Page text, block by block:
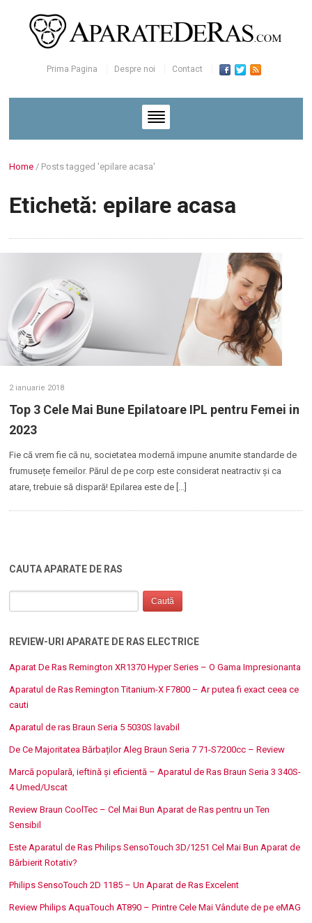
Prima Pagina Despre noi Contact
Home / Posts tagged 'epilare acasa'
Etichetă: epilare acasa
2 ianuarie 2018
Top 3 Cele Mai Bune Epilatoare IPL pentru Femei in
2023
Fie că vrem fie că nu, societatea modernă impune anumite standarde de
frumusețe femeilor. Părul de pe corp este considerat neatractiv și ca
atare, trebuie să dispară! Epilarea este de […]
CAUTA APARATE DE RAS
REVIEW-URI APARATE DE RAS ELECTRICE
Aparat De Ras Remington XR1370 Hyper Series – O Gama Impresionanta
Aparatul de Ras Remington Titanium-X F7800 – Ar putea fi exact ceea ce
cauti
Aparatul de ras Braun Seria 5 5030S lavabil
De Ce Majoritatea Bărbaților Aleg Braun Seria 7 71-S7200cc – Review
Marcă populară, ieftină și eficientă – Aparatul de Ras Braun Seria 3 340S-
4 Umed/Uscat
Review Braun CoolTec – Cel Mai Bun Aparat de Ras pentru un Ten
Sensibil
Este Aparatul de Ras Philips SensoTouch 3D/1251 Cel Mai Bun Aparat de
Bărbierit Rotativ?
Philips SensoTouch 2D 1185 – Un Aparat de Ras Excelent
Review Philips AquaTouch AT890 – Printre Cele Mai Vândute de pe eMAG